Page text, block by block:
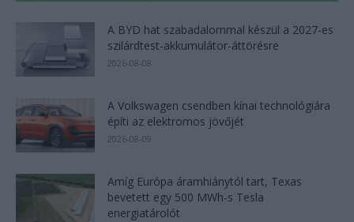
A BYD hat szabadalommal készül a 2027-es
szilárdtest-akkumulátor-áttörésre
2026-08-08
A Volkswagen csendben kínai technológiára
építi az elektromos jövőjét
2026-08-09
Amíg Európa áramhiánytól tart, Texas
bevetett egy 500 MWh-s Tesla
energiatárolót